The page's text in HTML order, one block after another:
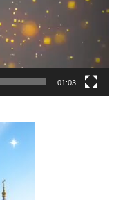
01:03